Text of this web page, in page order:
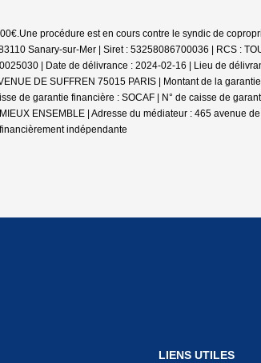
Une procédure est en cours contre le syndic de
Sanary-sur-Mer | Siret : 53258086700036 | RCS :
| Date de délivrance : 2024-02-16 | Lieu de
DE SUFFREN 75015 PARIS | Montant de la
de garantie financière : SOCAF | N° de caisse de
ENSEMBLE | Adresse du médiateur : 465 avenue
indépendante
LIENS UTILES